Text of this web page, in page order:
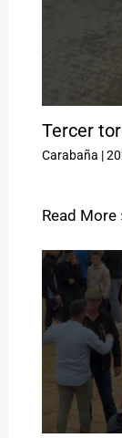
Tercer
Carabaña |
Read More